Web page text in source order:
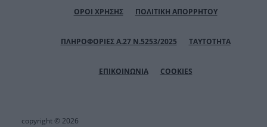
ΟΡΟΙ ΧΡΗΣΗΣ ΠΟΛΙΤΙΚΗ ΑΠΟΡΡΗΤΟΥ
ΠΛΗΡΟΦΟΡΙΕΣ Α.27 Ν.5253/2025 ΤΑΥΤΟΤΗΤΑ
ΕΠΙΚΟΙΝΩΝΙΑ COOKIES
copyright © 2026